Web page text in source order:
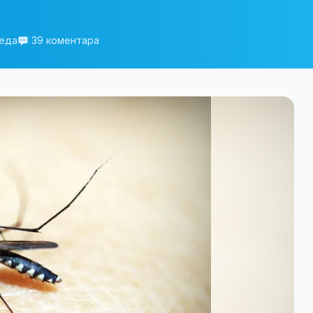
39 коментара